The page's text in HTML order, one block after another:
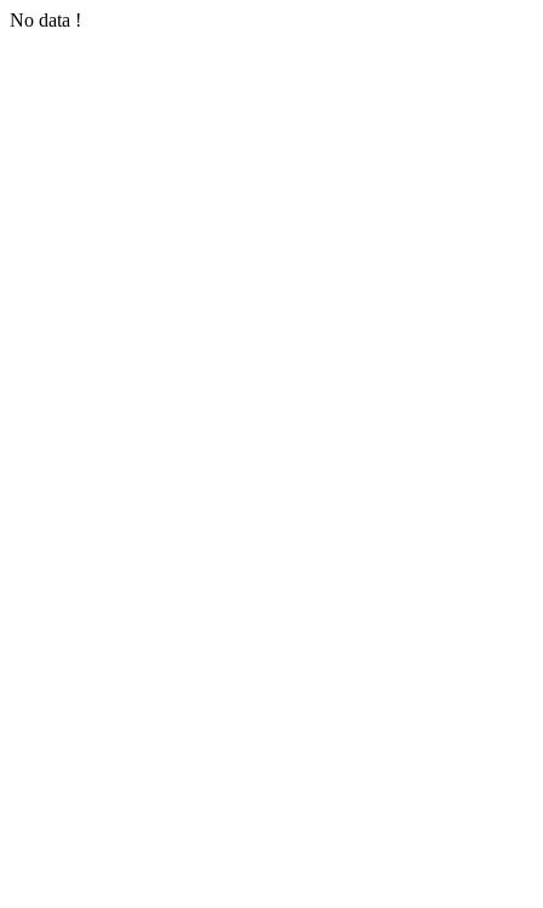
No data !